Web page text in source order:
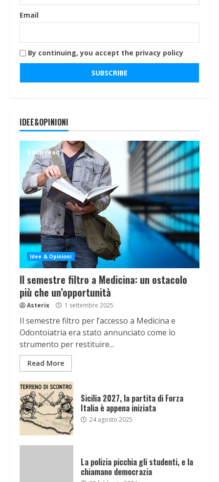
Email
By continuing, you accept the privacy policy
IDEE&OPINIONI
2 min read
Idee & Opinioni
Il semestre filtro a Medicina: un ostacolo
più che un’opportunità
Asterix 1 settembre 2025
Il semestre filtro per l’accesso a Medicina e
Odontoiatria era stato annunciato come lo
strumento per restituire...
Read More
Sicilia 2027, la partita di Forza
Italia è appena iniziata
24 agosto 2025
La polizia picchia gli studenti, e la
chiamano democrazia